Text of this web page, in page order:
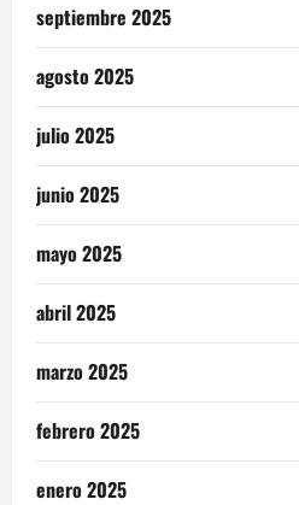
septiembre 2025
agosto 2025
julio 2025
junio 2025
mayo 2025
abril 2025
marzo 2025
febrero 2025
enero 2025